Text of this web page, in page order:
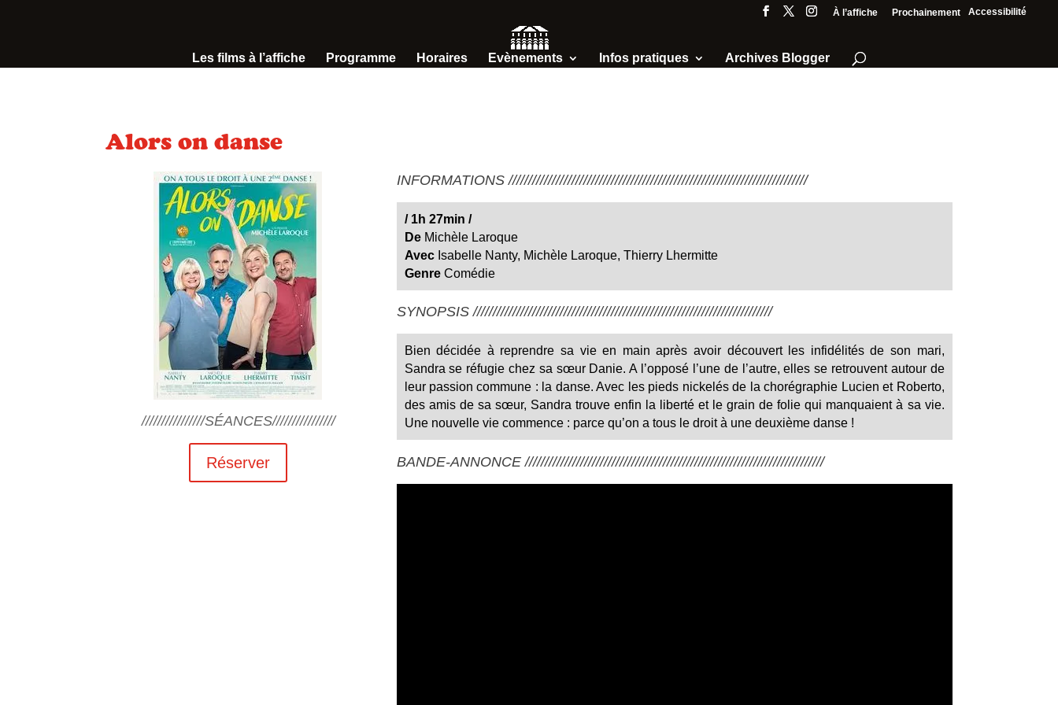
Accessibilité
À l’affiche Prochainement
Les films à l’affiche Programme Horaires Evènements Infos pratiques Archives Blogger
Alors on danse
////////////////SÉANCES////////////////
Réserver
INFORMATIONS ////////////////////////////////////////////////////////////////////////////
/1h 27min /
De Michèle Laroque
Avec Isabelle Nanty, Michèle Laroque, Thierry Lhermitte
GenreComédie
SYNOPSIS ////////////////////////////////////////////////////////////////////////////
Bien décidée à reprendre sa vie en main après avoir découvert les infidélités de son mari,
Sandra se réfugie chez sa sœur Danie. A l’opposé l’une de l’autre, elles se retrouvent autour de
leur passion commune : la danse. Avec les pieds nickelés de la chorégraphie Lucien et Roberto,
des amis de sa sœur, Sandra trouve enfin la liberté et le grain de folie qui manquaient à sa vie.
Une nouvelle vie commence : parce qu’on a tous le droit à une deuxième danse !
BANDE-ANNONCE ////////////////////////////////////////////////////////////////////////////